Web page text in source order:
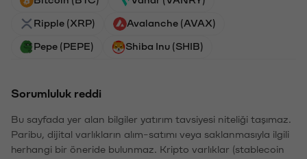
Ripple (XRP) Avalanche (AVAX)
Pepe (PEPE) Shiba Inu (SHIB)
Sorumluluk reddi
Bu sayfada yer alan bilgiler yatırım tavsiyesi niteliği taşımaz.
Paribu, dijital varlıkların alım-satımı veya saklanmasıyla ilgili
herhangi bir öneride bulunmaz. Kripto varlıklar (stablecoin